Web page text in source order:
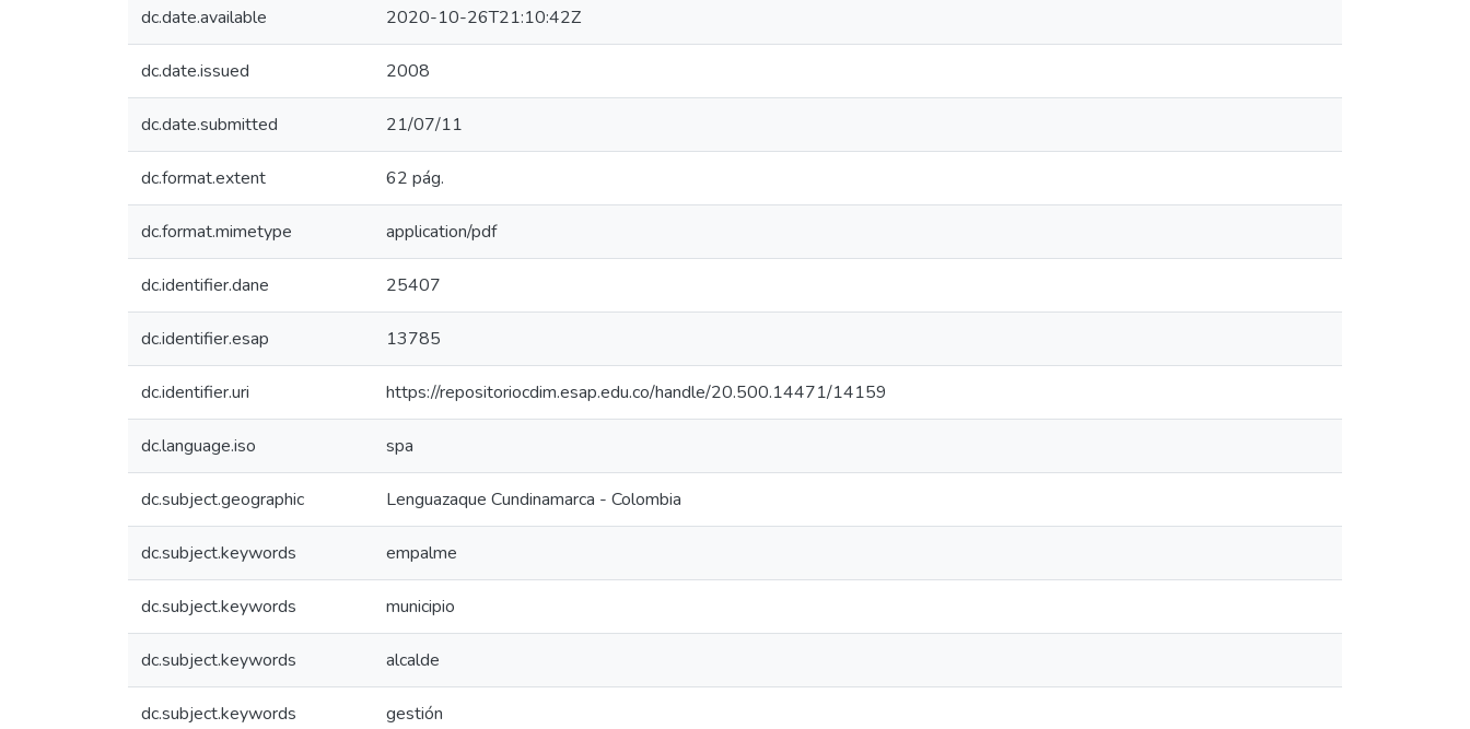
dc.date.available 2020-10-26T21:10:42Z
dc.date.issued 2008
dc.date.submitted 21/07/11
dc.format.extent 62 pág.
dc.format.mimetype application/pdf
dc.identifier.dane 25407
dc.identifier.esap 13785
dc.identifier.uri https://repositoriocdim.esap.edu.co/handle/20.500.14471/14159
dc.language.iso spa
dc.subject.geographic Lenguazaque Cundinamarca - Colombia
dc.subject.keywords empalme
dc.subject.keywords municipio
dc.subject.keywords alcalde
dc.subject.keywords gestión